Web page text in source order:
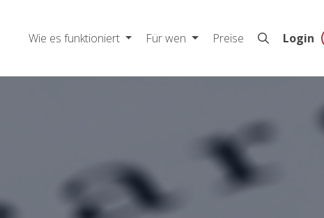
Wie es funktioniert Für wen Preise Login